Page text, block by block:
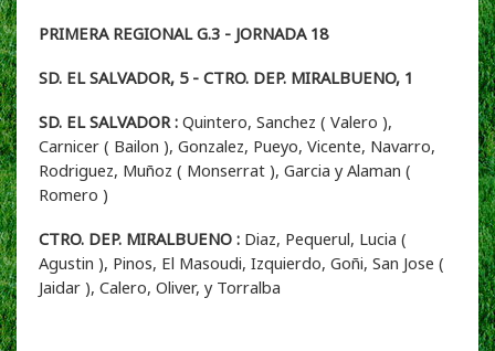
PRIMERA REGIONAL G.3 - JORNADA 18
SD. EL SALVADOR, 5 - CTRO. DEP. MIRALBUENO, 1
SD. EL SALVADOR : Quintero, Sanchez ( Valero ),
Carnicer ( Bailon ), Gonzalez, Pueyo, Vicente, Navarro,
Rodriguez, Muñoz ( Monserrat ), Garcia y Alaman (
Romero )
CTRO. DEP. MIRALBUENO : Diaz, Pequerul, Lucia (
Agustin ), Pinos, El Masoudi, Izquierdo, Goñi, San Jose (
Jaidar ), Calero, Oliver, y Torralba